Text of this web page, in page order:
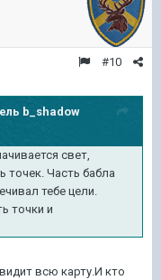
#10
b_shadow
свет,
точек. Часть бабла
тебе цели.
точки и
всю карту.И кто